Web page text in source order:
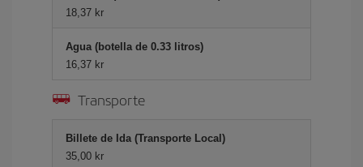
18,37 kr
Agua (botella de 0.33 litros)
16,37 kr
Transporte
Billete de Ida (Transporte Local)
35,00 kr